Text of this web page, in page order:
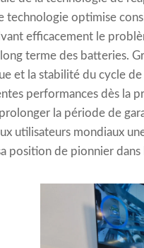
technologie optimise
efficacement le
terme des batteries.
et la stabilité du cycle
performances dès la
la période de
utilisateurs mondiaux
position de pionnier dans